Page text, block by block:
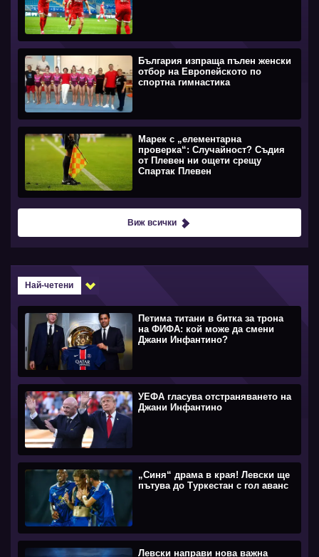
България изпраща пълен женски
отбор на Европейското по
спортна гимнастика
Марек с „елементарна
проверка“: Случайност? Съдия
от Плевен ни ощети срещу
Спартак Плевен
Виж всички
Най-четени
Петима титани в битка за трона
на ФИФА: кой може да смени
Джани Инфантино?
УЕФА гласува отстраняването на
Джани Инфантино
„Синя“ драма в края! Левски ще
пътува до Туркестан с гол аванс
Левски направи нова важна